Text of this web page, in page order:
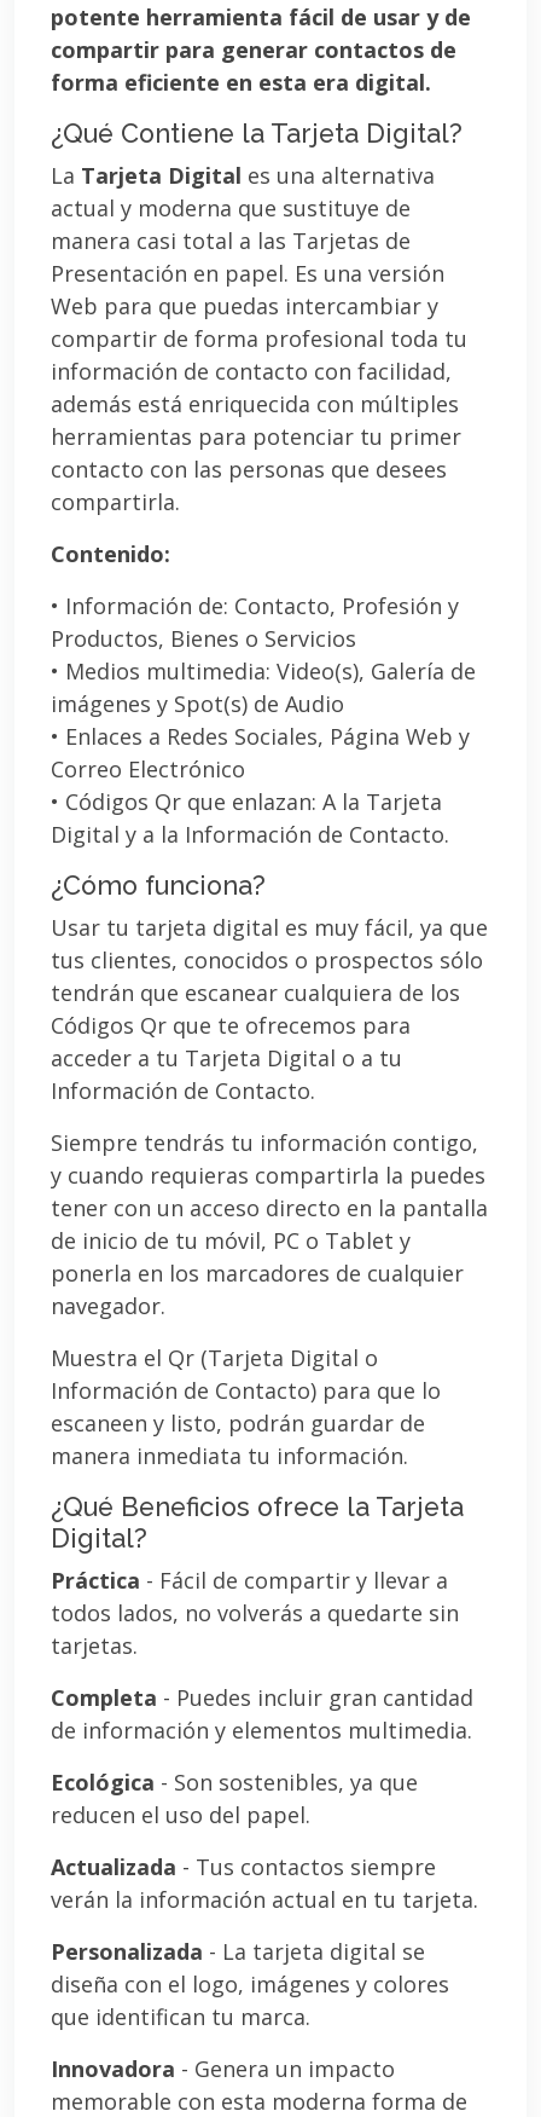
potente herramienta fácil de usar y de
compartir para generar contactos de
forma eficiente en esta era digital.
¿Qué Contiene la Tarjeta Digital?
La Tarjeta Digital es una alternativa
actual y moderna que sustituye de
manera casi total a las Tarjetas de
Presentación en papel. Es una versión
Web para que puedas intercambiar y
compartir de forma profesional toda tu
información de contacto con facilidad,
además está enriquecida con múltiples
herramientas para potenciar tu primer
contacto con las personas que desees
compartirla.
Contenido:
• Información de: Contacto, Profesión y
Productos, Bienes o Servicios
• Medios multimedia: Video(s), Galería de
imágenes y Spot(s) de Audio
• Enlaces a Redes Sociales, Página Web y
Correo Electrónico
• Códigos Qr que enlazan: A la Tarjeta
Digital y a la Información de Contacto.
¿Cómo funciona?
Usar tu tarjeta digital es muy fácil, ya que
tus clientes, conocidos o prospectos sólo
tendrán que escanear cualquiera de los
Códigos Qr que te ofrecemos para
acceder a tu Tarjeta Digital o a tu
Información de Contacto.
Siempre tendrás tu información contigo,
y cuando requieras compartirla la puedes
tener con un acceso directo en la pantalla
de inicio de tu móvil, PC o Tablet y
ponerla en los marcadores de cualquier
navegador.
Muestra el Qr (Tarjeta Digital o
Información de Contacto) para que lo
escaneen y listo, podrán guardar de
manera inmediata tu información.
¿Qué Beneficios ofrece la Tarjeta
Digital?
Práctica - Fácil de compartir y llevar a
todos lados, no volverás a quedarte sin
tarjetas.
Completa - Puedes incluir gran cantidad
de información y elementos multimedia.
Ecológica - Son sostenibles, ya que
reducen el uso del papel.
Actualizada - Tus contactos siempre
verán la información actual en tu tarjeta.
Personalizada - La tarjeta digital se
diseña con el logo, imágenes y colores
que identifican tu marca.
Innovadora - Genera un impacto
memorable con esta moderna forma de